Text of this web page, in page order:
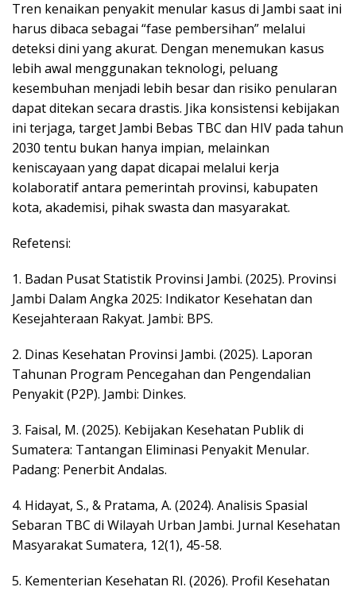
Tren kenaikan penyakit menular kasus di Jambi saat ini
harus dibaca sebagai “fase pembersihan” melalui
deteksi dini yang akurat. Dengan menemukan kasus
lebih awal menggunakan teknologi, peluang
kesembuhan menjadi lebih besar dan risiko penularan
dapat ditekan secara drastis. Jika konsistensi kebijakan
ini terjaga, target Jambi Bebas TBC dan HIV pada tahun
2030 tentu bukan hanya impian, melainkan
keniscayaan yang dapat dicapai melalui kerja
kolaboratif antara pemerintah provinsi, kabupaten
kota, akademisi, pihak swasta dan masyarakat.
​Refetensi:
1. ​Badan Pusat Statistik Provinsi Jambi. (2025). Provinsi
Jambi Dalam Angka 2025: Indikator Kesehatan dan
Kesejahteraan Rakyat. Jambi: BPS.
2. Dinas Kesehatan Provinsi Jambi. (2025). Laporan
Tahunan Program Pencegahan dan Pengendalian
Penyakit (P2P). Jambi: Dinkes.
3. ​Faisal, M. (2025). Kebijakan Kesehatan Publik di
Sumatera: Tantangan Eliminasi Penyakit Menular.
Padang: Penerbit Andalas.
4. ​Hidayat, S., & Pratama, A. (2024). Analisis Spasial
Sebaran TBC di Wilayah Urban Jambi. Jurnal Kesehatan
Masyarakat Sumatera, 12(1), 45-58.
5. ​Kementerian Kesehatan RI. (2026). Profil Kesehatan